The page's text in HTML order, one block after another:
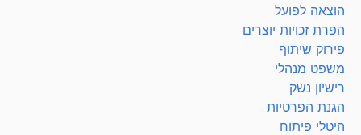
הוצאה לפועל
הפרת זכויות יוצרים
פירוק שיתוף
משפט מנהלי
רישיון נשק
הגנת הפרטיות
היטלי פיתוח